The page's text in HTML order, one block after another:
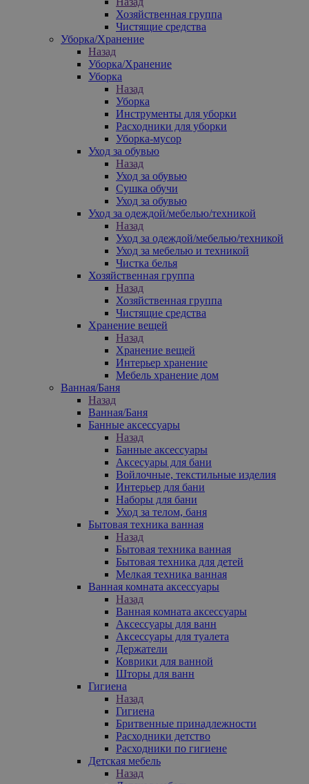
Хозяйственная группа
Чистящие средства
Уборка/Хранение
Назад
Уборка/Хранение
Уборка
Назад
Уборка
Инструменты для уборки
Расходники для уборки
Уборка-мусор
Уход за обувью
Назад
Уход за обувью
Сушка обучи
Уход за обувью
Уход за одеждой/мебелью/техникой
Назад
Уход за одеждой/мебелью/техникой
Уход за мебелью и техникой
Чистка белья
Хозяйственная группа
Назад
Хозяйственная группа
Чистящие средства
Хранение вещей
Назад
Хранение вещей
Интерьер хранение
Мебель хранение дом
Ванная/Баня
Назад
Ванная/Баня
Банные аксессуары
Назад
Банные аксессуары
Аксесуары для бани
Войлочные, текстильные изделия
Интерьер для бани
Наборы для бани
Уход за телом, баня
Бытовая техника ванная
Назад
Бытовая техника ванная
Бытовая техника для детей
Мелкая техника ванная
Ванная комната аксессуары
Назад
Ванная комната аксессуары
Аксессуары для ванн
Аксессуары для туалета
Держатели
Коврики для ванной
Шторы для ванн
Гигиена
Назад
Гигиена
Бритвенные принадлежности
Расходники детство
Расходники по гигиене
Детская мебель
Назад